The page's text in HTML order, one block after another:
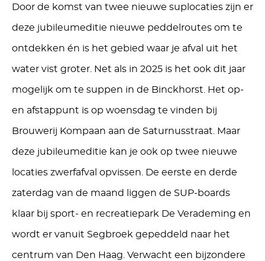
Door de komst van twee nieuwe suplocaties zijn er
deze jubileumeditie nieuwe peddelroutes om te
ontdekken én is het gebied waar je afval uit het
water vist groter. Net als in 2025 is het ook dit jaar
mogelijk om te suppen in de Binckhorst. Het op-
en afstappunt is op woensdag te vinden bij
Brouwerij Kompaan aan de Saturnusstraat. Maar
deze jubileumeditie kan je ook op twee nieuwe
locaties zwerfafval opvissen. De eerste en derde
zaterdag van de maand liggen de SUP-boards
klaar bij sport- en recreatiepark De Verademing en
wordt er vanuit Segbroek gepeddeld naar het
centrum van Den Haag. Verwacht een bijzondere